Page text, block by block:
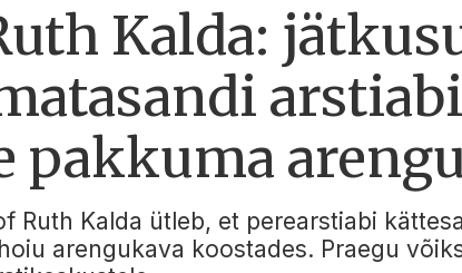
Kalda:
pakkuma
Ruth Kalda ütleb, et perearstiabi
arengukava koostades. Praegu